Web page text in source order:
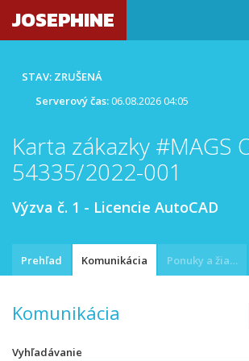
JOSEPHINE
STAV: ZRUŠENÁ
Serverový čas:06.08.2026 04:05
Karta zákazky #MAGS
54335/2022-001
Výzva č. 1 - Licencie AutoCAD
Prehľad Komunikácia Ponuky a žiadosti
Komunikácia
Vyhľadávanie